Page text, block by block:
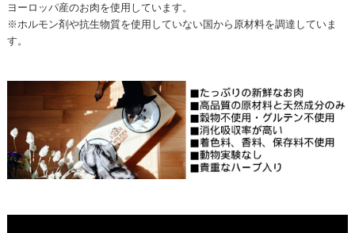
ヨーロッパ産のお肉を使用しています。
※ホルモン剤や抗生物質を使用していない国から原材料を調達していま
す。